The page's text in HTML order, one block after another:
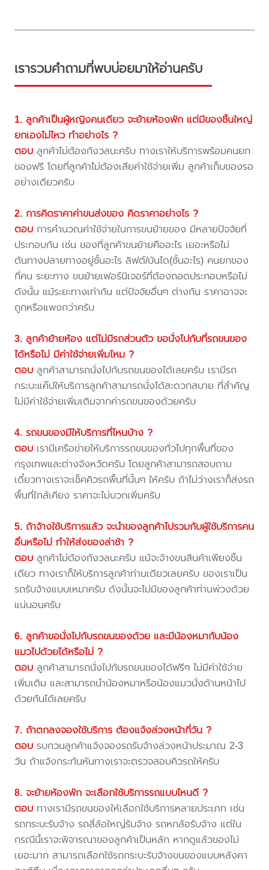
เรารวมคำถามที่พบบ่อยมาให้อ่านครับ
1. ลูกค้าเป็นผู้หญิงคนเดียว จะย้ายห้องพัก แต่มีของชิ้นใหญ่
ยกเองไม่ไหว ทำอย่างไร ?
ตอบ ลูกค้าไม่ต้องกังวลนะครับ ทางเราให้บริการพร้อมคนยก
ของฟรี โดยที่ลูกค้าไม่ต้องเสียค่าใช้จ่ายเพิ่ม ลูกค้าเก็บของรอ
อย่างเดียวครับ
2. การคิดราคาค่าขนส่งของ คิดราคาอย่างไร ?
ตอบ การคำนวณค่าใช้จ่ายในการขนย้ายของ มีหลายปัจจัยที่
ประกอบกัน เช่น ของที่ลูกค้าขนย้ายคืออะไร เยอะหรือไม่
ต้นทางปลายทางอยู่ชั้นอะไร ลิฟต์/บันได(ชั้นอะไร) คนยกของ
กี่คน ระยะทาง ขนย้ายเฟอร์นิเจอร์ที่ต้องถอดประกอบหรือไม่
ดังนั้น แม้ระยะทางเท่ากัน แต่ปัจจัยอื่นๆ ต่างกัน ราคาอาจจะ
ถูกหรือแพงกว่าครับ
3. ลูกค้าย้ายห้อง แต่ไม่มีรถส่วนตัว ขอนั่งไปกับที่รถขนของ
ได้หรือไม่ มีค่าใช้จ่ายเพิ่มไหม ?
ตอบ ลูกค้าสามารถนั่งไปกับรถขนของได้เลยครับ เรามีรถ
กระบะแค๊ปให้บริการลูกค้าสามารถนั่งได้สะดวกสบาย ที่สำคัญ
ไม่มีค่าใช้จ่ายเพิ่มเติมจากค่ารถขนของด้วยครับ
4. รถขนของมีให้บริการที่ไหนบ้าง ?
ตอบ เรามีเครือข่ายให้บริการรถขนของทั่วไปทุกพื้นที่ของ
กรุงเทพและต่างจังหวัดครับ โดยลูกค้าสามารถสอบถาม
เดี๋ยวทางเราจะเช็คคิวรถพื้นที่นั้นๆ ให้ครับ ถ้าไม่ว่างเราก็ส่งรถ
พื้นที่ใกล้เคียง ราคาจะไม่บวกเพิ่มครับ
5. ถ้าจ้างใช้บริการแล้ว จะนำของลูกค้าไปรวมกับผู้ใช้บริการคน
อื่นหรือไม่ ทำให้ส่งของล่าช้า ?
ตอบ ลูกค้าไม่ต้องกังวลนะครับ แม้จะจ้างขนสินค้าเพียงชิ้น
เดียว ทางเราก็ให้บริการลูกค้าท่านเดียวเลยครับ ของเราเป็น
รถรับจ้างแบบเหมาครับ ดังนั้นจะไม่มีของลูกค้าท่านพ่วงด้วย
แน่นอนครับ
6. ลูกค้าขอนั่งไปกับรถขนของด้วย และมีน้องหมากับน้อง
แมวไปด้วยได้หรือไม่ ?
ตอบ ลูกค้าสามารถนั่งไปกับรถขนของได้ฟรีๆ ไม่มีค่าใช้จ่าย
เพิ่มเติม และสามารถนำน้องหมาหรือน้องแมวนั่งด้านหน้าไป
ด้วยกันได้เลยครับ
7. ถ้าตกลงจองใช้บริการ ต้องแจ้งล่วงหน้ากี่วัน ?
ตอบ รบกวนลูกค้าแจ้งจองรถรับจ้างล่วงหน้าประมาณ 2-3
วัน ถ้าแจ้งกระทันหันทางเราจะตรวจสอบคิวรถให้ครับ
8. จะย้ายห้องพัก จะเลือกใช้บริการรถแบบไหนดี ?
ตอบ ทางเรามีรถขนของให้เลือกใช้บริการหลายประเภท เช่น
รถกระบะรับจ้าง รถสี่ล้อใหญ่รับจ้าง รถหกล้อรับจ้าง แต่ใน
กรณีนี้เราจะพิจารณาของลูกค้าเป็นหลัก หากดูแล้วของไม่
เยอะมาก สามารถเลือกใช้รถกระบะรับจ้างขนของแบบหลังคา